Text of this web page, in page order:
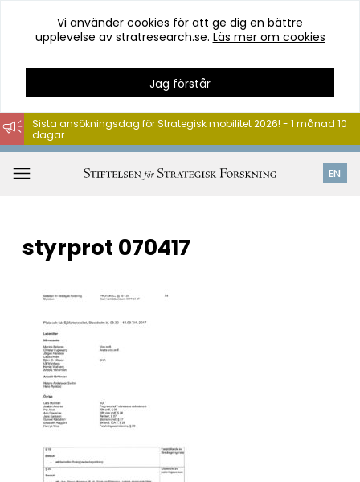
Hoppa
till
innehåll
Vi använder cookies för att ge dig en bättre
upplevelse av stratresearch.se. Läs mer om cookies
Jag förstår
EN
Sista ansökningsdag för Strategisk mobilitet 2026! - 1 månad 10
dagar
styrprot 070417